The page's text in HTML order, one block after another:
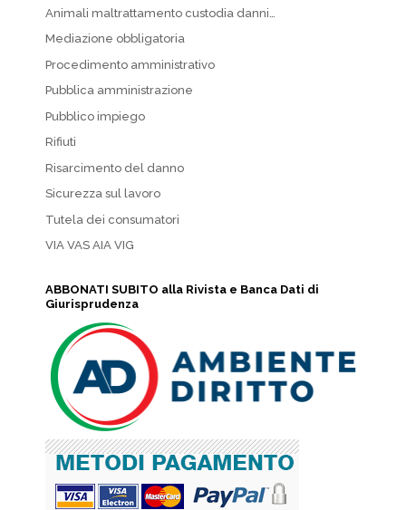
Animali maltrattamento custodia danni…
Mediazione obbligatoria
Procedimento amministrativo
Pubblica amministrazione
Pubblico impiego
Rifiuti
Risarcimento del danno
Sicurezza sul lavoro
Tutela dei consumatori
VIA VAS AIA VIG
ABBONATI SUBITO alla Rivista e Banca Dati di
Giurisprudenza